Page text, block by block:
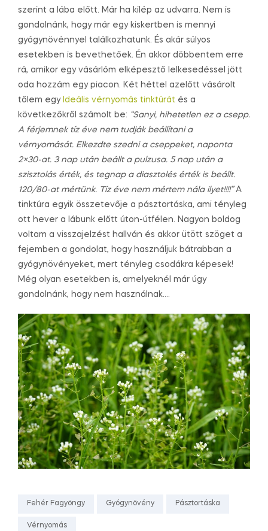
szerint a lába előtt. Már ha kilép az udvarra. Nem is
gondolnánk, hogy már egy kiskertben is mennyi
gyógynövénnyel találkozhatunk. És akár súlyos
esetekben is bevethetőek. Én akkor döbbentem erre
rá, amikor egy vásárlóm elképesztő lelkesedéssel jött
oda hozzám egy piacon. Két héttel azelőtt vásárolt
tőlem egy Ideális vérnyomás tinktúrát és a
következőkről számolt be: “Sanyi, hihetetlen ez a csepp.
A férjemnek tíz éve nem tudják beállítani a
vérnyomását. Elkezdte szedni a cseppeket, naponta
2×30-at. 3 nap után beállt a pulzusa. 5 nap után a
szisztolás érték, és tegnap a diasztolés érték is beállt.
120/80-at mértünk. Tíz éve nem mértem nála ilyet!!!!”A
tinktúra egyik összetevője a pásztortáska, ami tényleg
ott hever a lábunk előtt úton-útfélen. Nagyon boldog
voltam a visszajelzést hallván és akkor ütött szöget a
fejemben a gondolat, hogy használjuk bátrabban a
gyógynövényeket, mert tényleg csodákra képesek!
Még olyan esetekben is, amelyeknél már úgy
gondolnánk, hogy nem használnak….
Fehér Fagyöngy Gyógynövény Pásztortáska
Vérnyomás